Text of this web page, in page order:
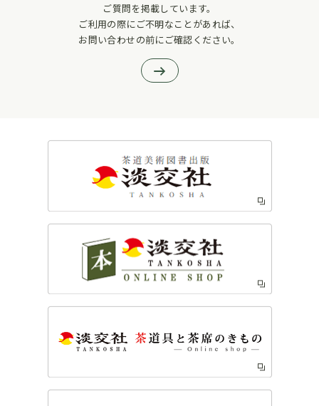
ご質問を掲載しています。
ご利用の際にご不明なことがあれば、
お問い合わせの前にご確認ください。